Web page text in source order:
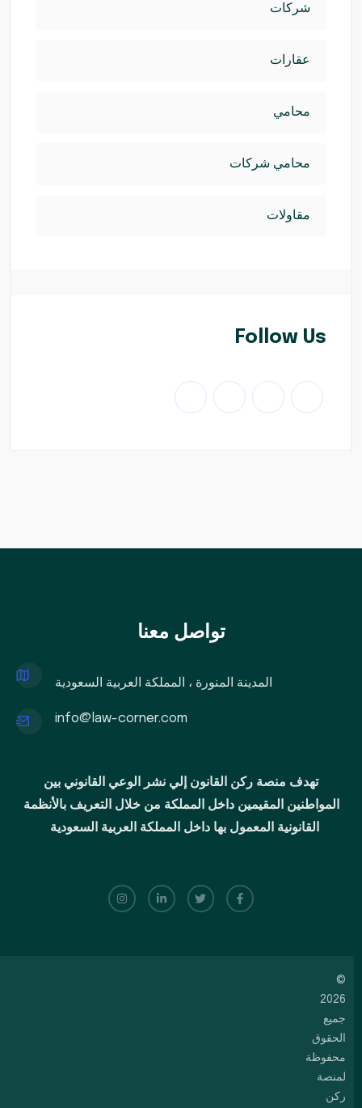
شركات
عقارات
محامي
محامي شركات
مقاولات
Follow Us
تواصل معنا
المدينة المنورة ، المملكة العربية السعودية
info@law-corner.com
تهدف منصة ركن القانون إلي نشر الوعي القانوني بين
المواطنين المقيمين داخل المملكة من خلال التعريف بالأنظمة
القانونية المعمول بها داخل المملكة العربية السعودية
©
2026
جميع
الحقوق
محفوظة
لمنصة
ركن